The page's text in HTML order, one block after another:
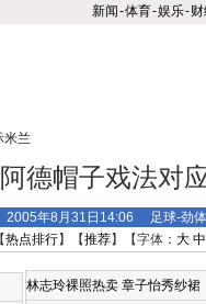
新闻-体育-娱乐-
米兰
德帽子戏法对
年8月31日14:06 足球-劲
热点排行】【推荐】【字体： 大 中
林志玲裸照热卖 章子怡秀纱裙